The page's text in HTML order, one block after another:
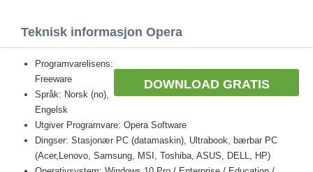
Teknisk informasjon Opera
DOWNLOAD GRATIS
Programvarelisens:
Freeware
Språk: Norsk (no),
Engelsk
Utgiver Programvare: Opera Software
Dingser: Stasjonær PC (datamaskin), Ultrabook, bærbar PC
(Acer,Lenovo, Samsung, MSI, Toshiba, ASUS, DELL, HP)